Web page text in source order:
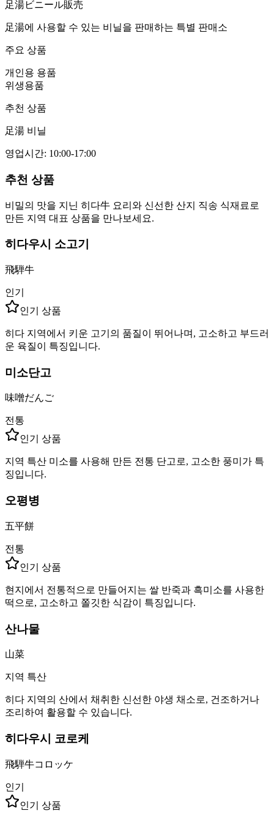
足湯ビニール販売
足湯에 사용할 수 있는 비닐을 판매하는 특별 판매소
주요 상품
개인용 용품
위생용품
추천 상품
足湯 비닐
영업시간: 10:00-17:00
추천 상품
비밀의 맛을 지닌 히다牛 요리와 신선한 산지 직송 식재료로
만든 지역 대표 상품을 만나보세요.
히다우시 소고기
飛騨牛
인기
인기 상품
히다 지역에서 키운 고기의 품질이 뛰어나며, 고소하고 부드러
운 육질이 특징입니다.
미소단고
味噌だんご
전통
인기 상품
지역 특산 미소를 사용해 만든 전통 단고로, 고소한 풍미가 특
징입니다.
오평병
五平餅
전통
인기 상품
현지에서 전통적으로 만들어지는 쌀 반죽과 흑미소를 사용한
떡으로, 고소하고 쫄깃한 식감이 특징입니다.
산나물
山菜
지역 특산
히다 지역의 산에서 채취한 신선한 야생 채소로, 건조하거나
조리하여 활용할 수 있습니다.
히다우시 코로케
飛騨牛コロッケ
인기
인기 상품